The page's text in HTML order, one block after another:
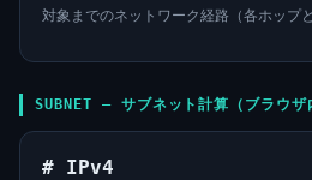
対象までのネットワーク経路（各ホップ
SUBNET — サブネット計算（ブラウザ
# IPv4